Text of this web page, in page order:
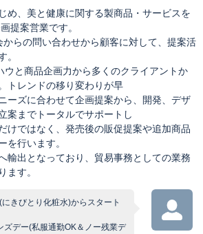
め、美と健康に関する製商品・サービスを
提案営業です。
からの問い合わせから顧客に対して、提案活
。
ウと商品企画力から多くのクライアントか
トレンドの移り変わりが早
ーズに合わせて企画提案から、開発、デザ
案までトータルでサポートし
けではなく、発売後の販促提案や追加商品
を行います。
輸出となっており、貿易事務としての業務
ます。
にきびとり化粧水)からスタート
ズデー(私服通勤OK＆ノー残業デ